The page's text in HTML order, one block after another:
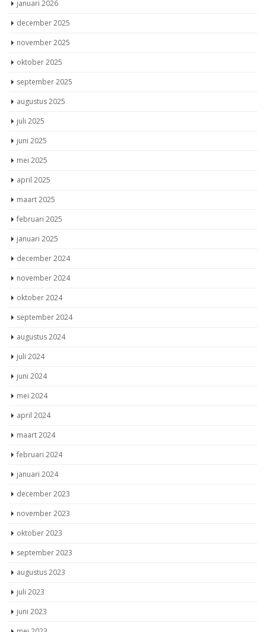
januari 2026
december 2025
november 2025
oktober 2025
september 2025
augustus 2025
juli 2025
juni 2025
mei 2025
april 2025
maart 2025
februari 2025
januari 2025
december 2024
november 2024
oktober 2024
september 2024
augustus 2024
juli 2024
juni 2024
mei 2024
april 2024
maart 2024
februari 2024
januari 2024
december 2023
november 2023
oktober 2023
september 2023
augustus 2023
juli 2023
juni 2023